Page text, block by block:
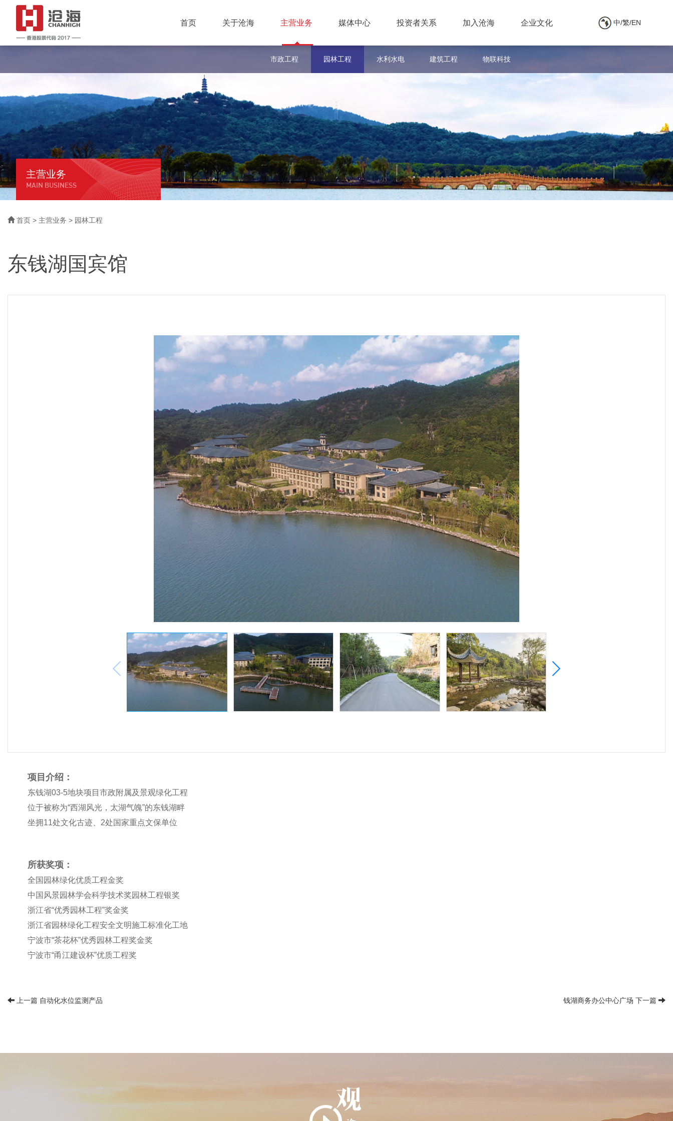
首页 关于沧海 主营业务 媒体中心 投资者关系 加入沧海 企业文化 中/繁/EN
市政工程 园林工程 水利水电 建筑工程 物联科技
主营业务
MAIN BUSINESS
首页 > 主营业务 > 园林工程
东钱湖国宾馆
项目介绍：
东钱湖03-5地块项目市政附属及景观绿化工程
位于被称为“西湖风光，太湖气魄”的东钱湖畔
坐拥11处文化古迹、2处国家重点文保单位
所获奖项：
全国园林绿化优质工程金奖
中国风景园林学会科学技术奖园林工程银奖
浙江省“优秀园林工程”奖金奖
浙江省园林绿化工程安全文明施工标准化工地
宁波市“茶花杯”优秀园林工程奖金奖
宁波市“甬江建设杯”优质工程奖
上一篇 自动化水位监测产品 钱湖商务办公中心广场 下一篇